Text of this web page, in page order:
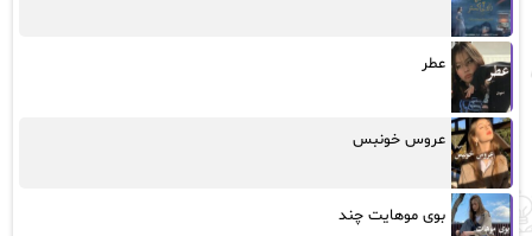
عطر
عروس خونبس
بوی موهایت چند